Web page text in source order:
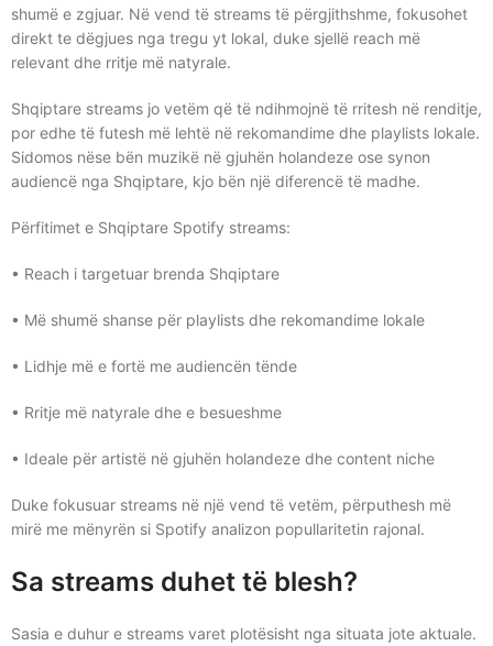
shumë e zgjuar. Në vend të streams të përgjithshme, fokusohet
direkt te dëgjues nga tregu yt lokal, duke sjellë reach më
relevant dhe rritje më natyrale.
Shqiptare streams jo vetëm që të ndihmojnë të rritesh në renditje,
por edhe të futesh më lehtë në rekomandime dhe playlists lokale.
Sidomos nëse bën muzikë në gjuhën holandeze ose synon
audiencë nga Shqiptare, kjo bën një diferencë të madhe.
Përfitimet e Shqiptare Spotify streams:
• Reach i targetuar brenda Shqiptare
• Më shumë shanse për playlists dhe rekomandime lokale
• Lidhje më e fortë me audiencën tënde
• Rritje më natyrale dhe e besueshme
• Ideale për artistë në gjuhën holandeze dhe content niche
Duke fokusuar streams në një vend të vetëm, përputhesh më
mirë me mënyrën si Spotify analizon popullaritetin rajonal.
Sa streams duhet të blesh?
Sasia e duhur e streams varet plotësisht nga situata jote aktuale.